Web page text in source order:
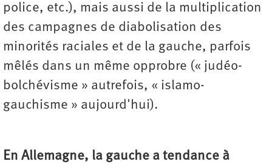
police, etc.), mais aussi de la multiplication
des campagnes de diabolisation des
minorités raciales et de la gauche, parfois
mêlés dans un même opprobre (« judéo-
bolchévisme » autrefois, « islamo-
gauchisme » aujourd'hui).
En Allemagne, la gauche a tendance à